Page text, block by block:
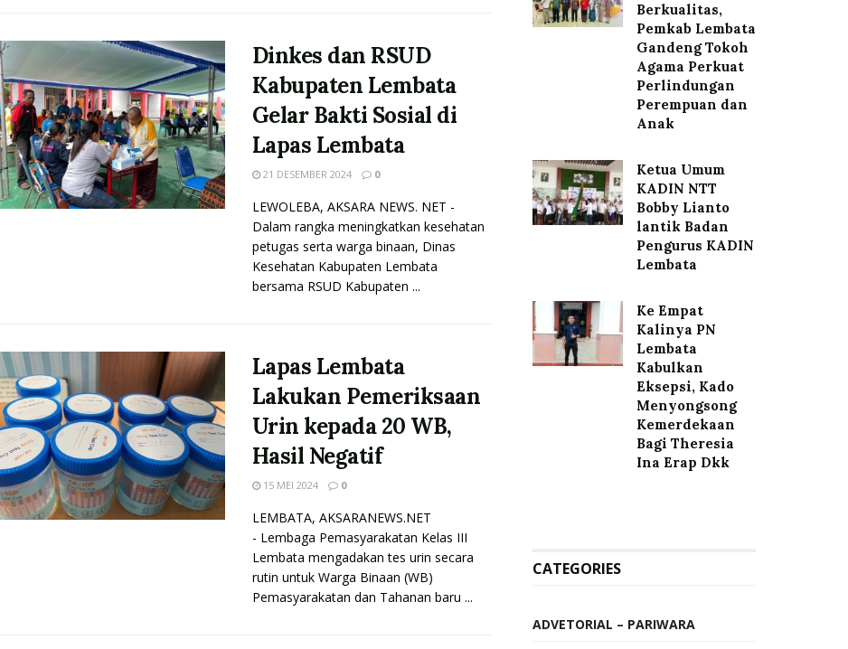
Dinkes dan RSUD
Kabupaten Lembata
Gelar Bakti Sosial di
Lapas Lembata
21 DESEMBER 2024 0
LEWOLEBA, AKSARA NEWS. NET -
Dalam rangka meningkatkan kesehatan
petugas serta warga binaan, Dinas
Kesehatan Kabupaten Lembata
bersama RSUD Kabupaten ...
Lapas Lembata
Lakukan Pemeriksaan
Urin kepada 20 WB,
Hasil Negatif
15 MEI 2024 0
LEMBATA, AKSARANEWS.NET
- Lembaga Pemasyarakatan Kelas III
Lembata mengadakan tes urin secara
rutin untuk Warga Binaan (WB)
Pemasyarakatan dan Tahanan baru ...
Berkualitas,
Pemkab Lembata
Gandeng Tokoh
Agama Perkuat
Perlindungan
Perempuan dan
Anak
Ketua Umum
KADIN NTT
Bobby Lianto
lantik Badan
Pengurus KADIN
Lembata
Ke Empat
Kalinya PN
Lembata
Kabulkan
Eksepsi, Kado
Menyongsong
Kemerdekaan
Bagi Theresia
Ina Erap Dkk
CATEGORIES
ADVETORIAL – PARIWARA